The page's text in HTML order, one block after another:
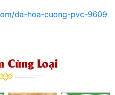
da-hoa-cuong-pvc-9609
Cùng Loại